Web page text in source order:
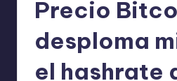
Precio
desploma
el hashrate